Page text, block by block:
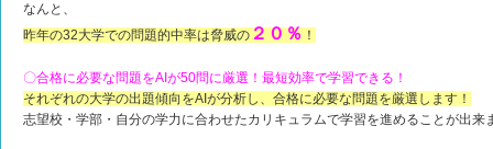
なんと、
昨年の32大学での問題的中率は脅威の２０％ ！
〇合格に必要な問題をAIが50問に厳選！最短効率で学習できる！
それぞれの大学の出題傾向をAIが分析し、合格に必要な問題を厳選します！
志望校・学部・自分の学力に合わせたカリキュラムで学習を進めることが出来